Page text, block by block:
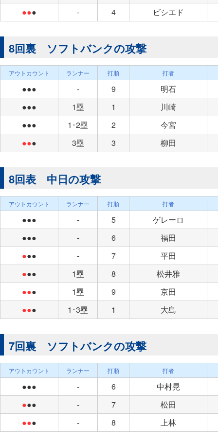
●●● - 4 ビシエド
8回裏 ソフトバンクの攻撃
アウトカウント ランナー 打順 打者
●●● - 9
明石
●●●
1塁 1
川崎
●●●
1･2塁 2
今宮
●●● 3塁 3 柳田
8回表 中日の攻撃
アウトカウント ランナー 打順 打者
●●● - 5
ゲレーロ
●●●
- 6
福田
●●● - 7
平田
●●● 1塁 8
松井雅
●●● 1塁 9
京田
●●● 1･3塁 1 大島
7回裏 ソフトバンクの攻撃
アウトカウント ランナー 打順 打者
●●● - 6
中村晃
●●● - 7
松田
●●● - 8 上林